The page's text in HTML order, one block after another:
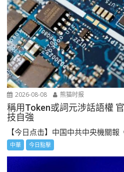
2026-08-08 熊猫时报
稱用Token或詞元涉話語權
技自強
【今日点击】中国中共中央機關報
中華 今日點擊